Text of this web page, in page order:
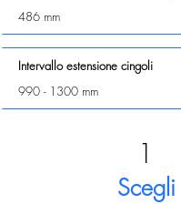
486 mm
Intervallo estensione cingoli
990 - 1300 mm
1
Scegli